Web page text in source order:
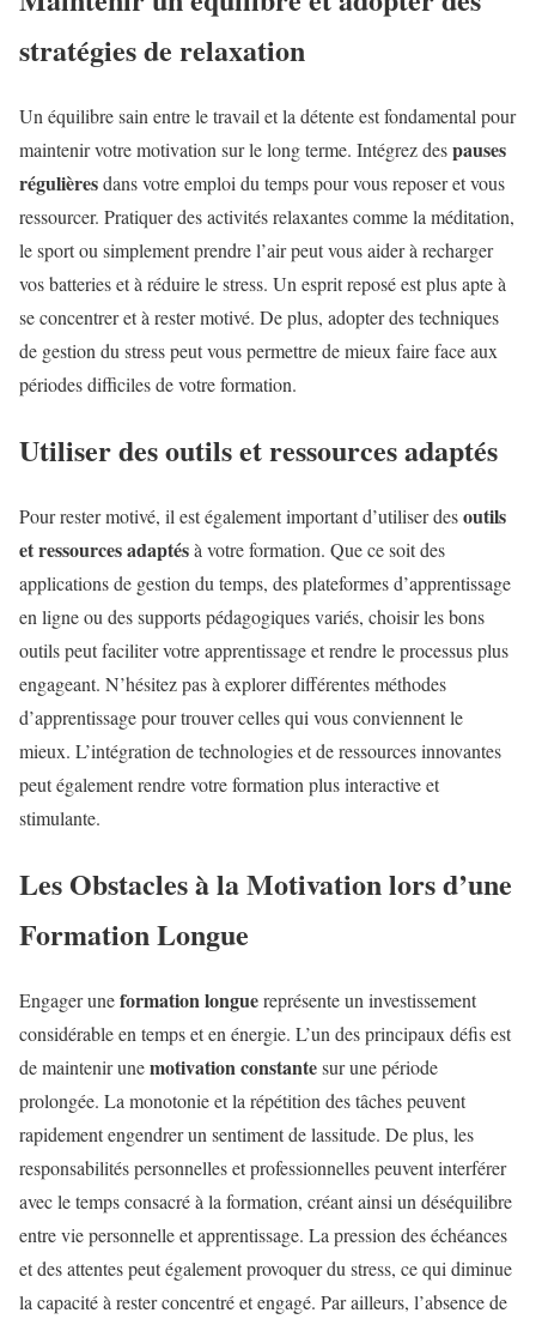
stratégies de relaxation
Un équilibre sain entre le travail et la détente est fondamental pour
maintenir votre motivation sur le long terme. Intégrez despauses
régulièresdans votre emploi du temps pour vous reposer et vous
ressourcer. Pratiquer des activités relaxantes comme la méditation,
le sport ou simplement prendre l’air peut vous aider à recharger
vos batteries et à réduire le stress. Un esprit reposé est plus apte à
se concentrer et à rester motivé. De plus, adopter des techniques
de gestion du stress peut vous permettre de mieux faire face aux
périodes difficiles de votre formation.
Utiliser des outils et ressources adaptés
Pour rester motivé, il est également important d’utiliser desoutils
et ressources adaptésà votre formation. Que ce soit des
applications de gestion du temps, des plateformes d’apprentissage
en ligne ou des supports pédagogiques variés, choisir les bons
outils peut faciliter votre apprentissage et rendre le processus plus
engageant. N’hésitez pas à explorer différentes méthodes
d’apprentissage pour trouver celles qui vous conviennent le
mieux. L’intégration de technologies et de ressources innovantes
peut également rendre votre formation plus interactive et
stimulante.
Les Obstacles à la Motivation lors d’une
Formation Longue
Engager uneformation longuereprésente un investissement
considérable en temps et en énergie. L’un des principaux défis est
de maintenir unemotivation constantesur une période
prolongée. La monotonie et la répétition des tâches peuvent
rapidement engendrer un sentiment de lassitude. De plus, les
responsabilités personnelles et professionnelles peuvent interférer
avec le temps consacré à la formation, créant ainsi un déséquilibre
entre vie personnelle et apprentissage. La pression des échéances
et des attentes peut également provoquer du stress, ce qui diminue
la capacité à rester concentré et engagé. Par ailleurs, l’absence de